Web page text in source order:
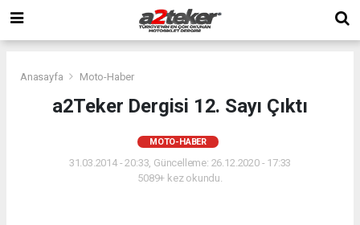
Anasayfa Moto-Haber
a2Teker Dergisi 12. Sayı Çıktı
MOTO-HABER
31.03.2014 - 20:33, Güncelleme: 26.12.2020 - 17:33
5089+ kez okundu.